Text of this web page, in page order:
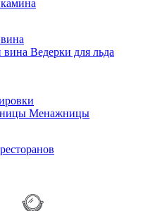
вина Ведерки для льда
Менажницы